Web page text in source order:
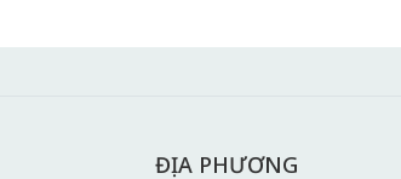
ĐỊA PHƯƠNG